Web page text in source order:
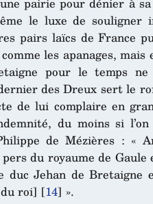
le luxe de
pairs laïcs de France
les apanages,
pour le temps ne
des Dreux sert le
de lui complaire en
du moins si
de Mézières : «
du royaume de
duc Jehan de
roi] [14] ».